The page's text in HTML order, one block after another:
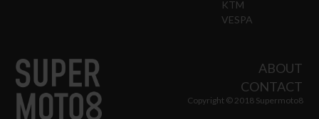
KTM
VESPA
ABOUT
CONTACT
Copyright © 2018 Supermoto8